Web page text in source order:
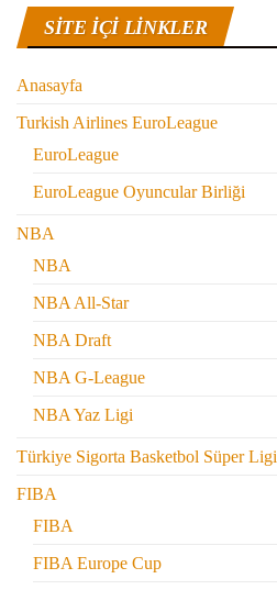
SITE IÇI LINKLER
Anasayfa
Turkish Airlines EuroLeague
EuroLeague
EuroLeague Oyuncular Birliği
NBA
NBA
NBA All-Star
NBA Draft
NBA G-League
NBA Yaz Ligi
Türkiye Sigorta Basketbol Süper Ligi
FIBA
FIBA
FIBA Europe Cup